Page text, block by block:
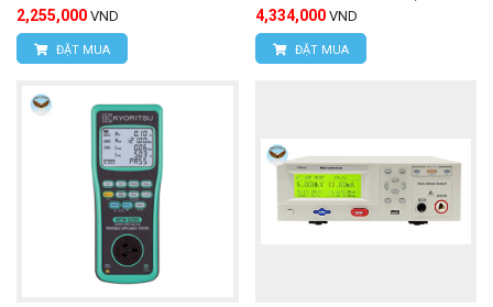
2,255,000 VND
ĐẶT MUA
4,334,000 VND
ĐẶT MUA